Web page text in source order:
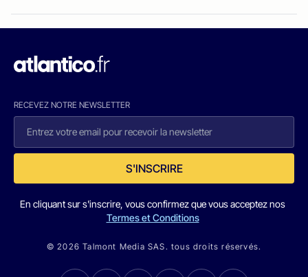
RECEVEZ NOTRE NEWSLETTER
S'INSCRIRE
En cliquant sur s'inscrire, vous confirmez que vous acceptez nos
Termes et Conditions
© 2026 Talmont Media SAS. tous droits réservés.